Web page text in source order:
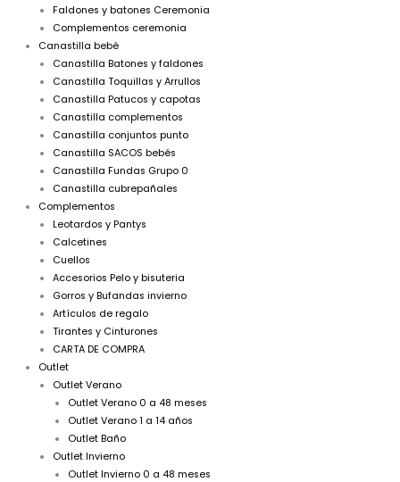
Faldones y batones Ceremonia
Complementos ceremonia
Canastilla bebé
Canastilla Batones y faldones
Canastilla Toquillas y Arrullos
Canastilla Patucos y capotas
Canastilla complementos
Canastilla conjuntos punto
Canastilla SACOS bebés
Canastilla Fundas Grupo 0
Canastilla cubrepañales
Complementos
Leotardos y Pantys
Calcetines
Cuellos
Accesorios Pelo y bisuteria
Gorros y Bufandas invierno
Artículos de regalo
Tirantes y Cinturones
CARTA DE COMPRA
Outlet
Outlet Verano
Outlet Verano 0 a 48 meses
Outlet Verano 1 a 14 años
Outlet Baño
Outlet Invierno
Outlet Invierno 0 a 48 meses